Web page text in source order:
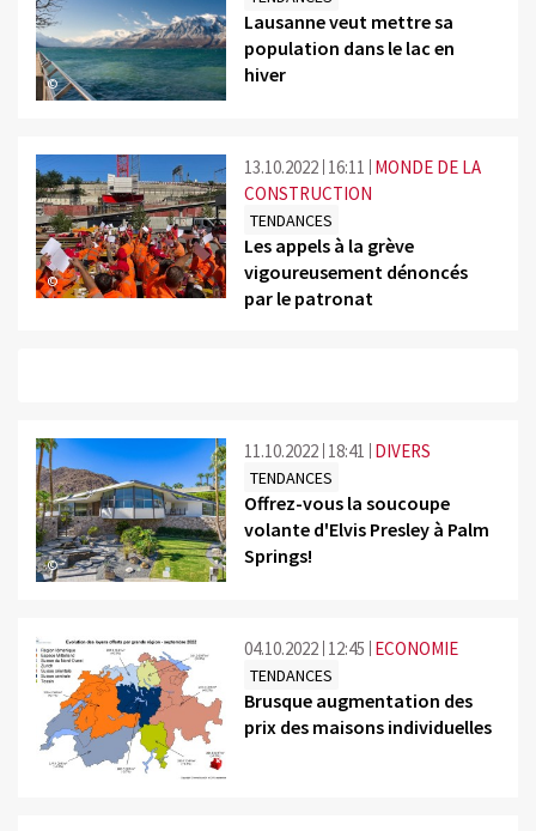
©
Lausanne veut mettre sa
population dans le lac en
hiver
©
13.10.2022 16:11
MONDE DE LA
CONSTRUCTION
TENDANCES
Les appels à la grève
vigoureusement dénoncés
par le patronat
©
11.10.2022 18:41 DIVERS
TENDANCES
Offrez-vous la soucoupe
volante d'Elvis Presley à Palm
Springs!
©
04.10.2022 12:45 ECONOMIE
TENDANCES
Brusque augmentation des
prix des maisons individuelles